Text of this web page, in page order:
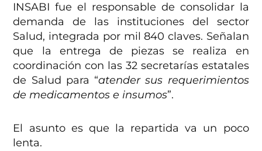
INSABI fue el responsable de consolidar la
demanda de las instituciones del sector
Salud, integrada por mil 840 claves. Señalan
que la entrega de piezas se realiza en
coordinación con las 32 secretarías estatales
de Salud para “atender sus requerimientos
de medicamentos e insumos”.
El asunto es que la repartida va un poco
lenta.